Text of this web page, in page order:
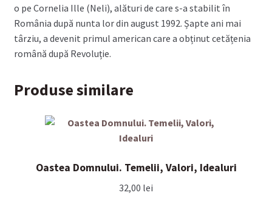
o pe Cornelia Ille (Neli), alături de care s-a stabilit în
România după nunta lor din august 1992. Șapte ani mai
târziu, a devenit primul american care a obținut cetățenia
română după Revoluție.
Produse similare
Oastea Domnului. Temelii, Valori, Idealuri
32,00 lei